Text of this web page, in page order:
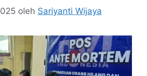
oleh Sariyanti Wijaya